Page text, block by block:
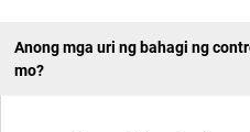
Anong mga uri ng bahagi ng
mo?